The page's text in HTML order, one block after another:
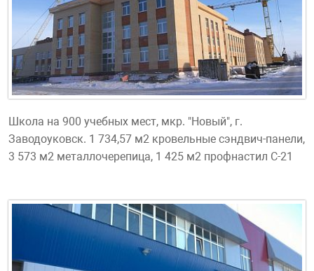
Школа на 900 учебных мест, мкр. "Новый", г.
Заводоуковск. 1 734,57 м2 кровельные сэндвич-панели,
3 573 м2 металлочерепица, 1 425 м2 профнастил С-21